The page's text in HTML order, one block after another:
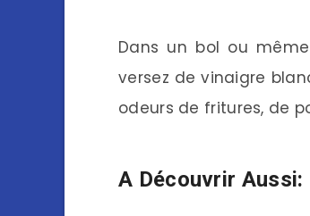
Dans un bol ou
versez de vinaigre
odeurs de fritures, de
A Découvrir Aussi: